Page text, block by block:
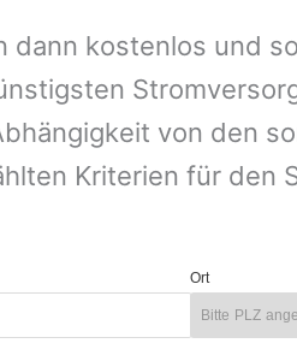
dann kostenlos und
von den
Kriterien für den